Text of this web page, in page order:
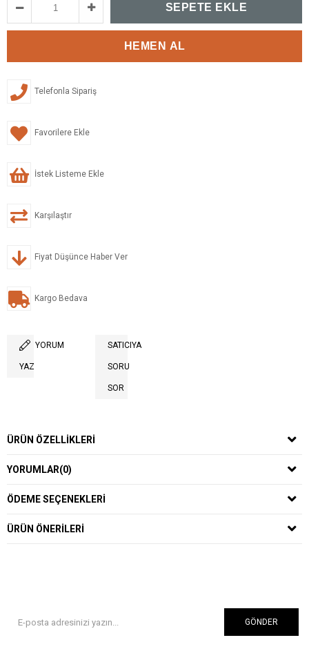
Telefonla Sipariş
Favorilere Ekle
İstek Listeme Ekle
Karşılaştır
Fiyat Düşünce Haber Ver
Kargo Bedava
YORUM
YAZ
SATICIYA
SORU
SOR
ÜRÜN ÖZELLIKLERI
YORUMLAR(0)
ÖDEME SEÇENEKLERI
ÜRÜN ÖNERILERI
GÖNDER